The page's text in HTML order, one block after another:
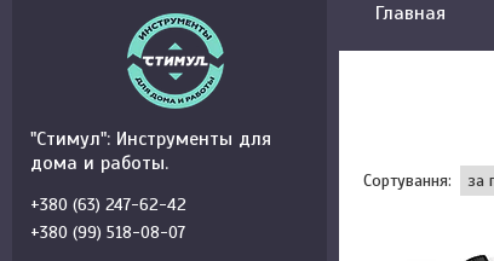
Главная
"Стимул": Инструменты для
дома и работы.
+380 (63) 247-62-42
+380 (99) 518-08-07